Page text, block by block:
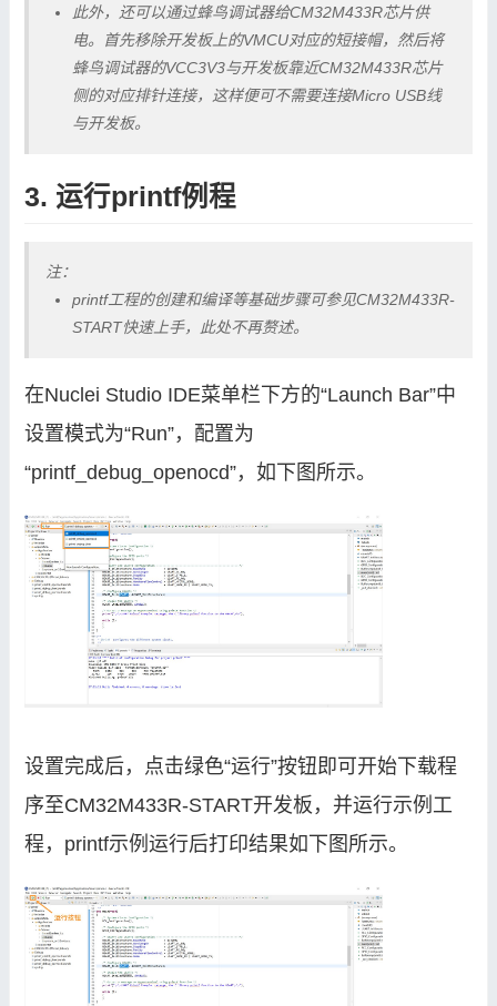
此外，还可以通过蜂鸟调试器给CM32M433R芯片供
电。首先移除开发板上的VMCU对应的短接帽，然后将
蜂鸟调试器的VCC3V3与开发板靠近CM32M433R芯片
侧的对应排针连接，这样便可不需要连接Micro USB线
与开发板。
3. 运行printf例程
注：
printf工程的创建和编译等基础步骤可参见CM32M433R-
START快速上手，此处不再赘述。
在Nuclei Studio IDE菜单栏下方的“Launch Bar”中
设置模式为“Run”，配置为
“printf_debug_openocd”，如下图所示。
设置完成后，点击绿色“运行”按钮即可开始下载程
序至CM32M433R-START开发板，并运行示例工
程，printf示例运行后打印结果如下图所示。